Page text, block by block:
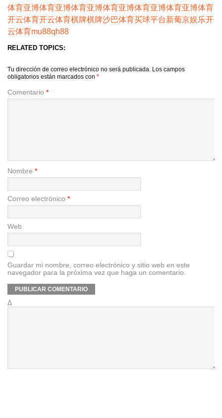
体育亚博体育亚博体育亚博体育亚博体育亚博体育亚博体育
开云体育开云体育棋牌棋牌沙巴体育买球平台新葡京娱乐开
云体育mu88qh88
RELATED TOPICS:
Tu dirección de correo electrónico no será publicada. Los campos
obligatorios están marcados con *
Comentario *
Nombre *
Correo electrónico *
Web
Guardar mi nombre, correo electrónico y sitio web en este
navegador para la próxima vez que haga un comentario.
Δ